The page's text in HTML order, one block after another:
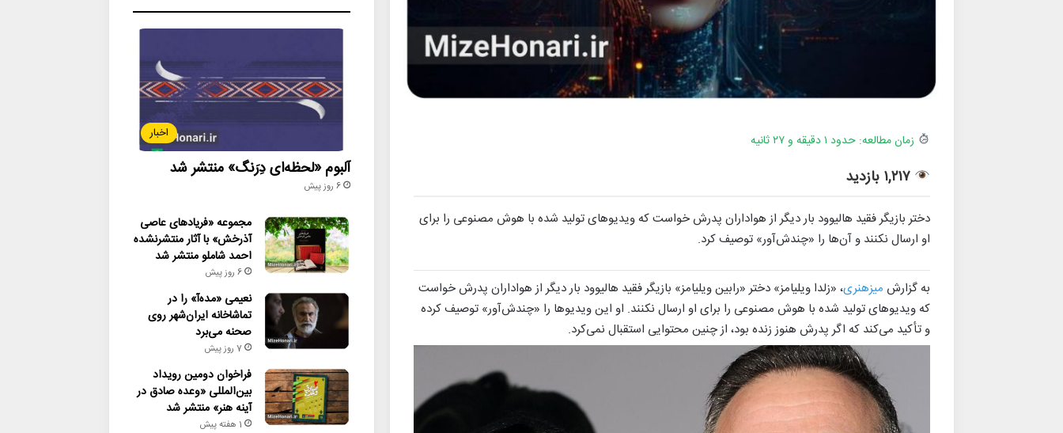
زمان مطالعه: حدود ۱ دقیقه و ۲۷ ثانیه
۱,۲۱۷ بازدید
دختر بازیگر فقید هالیوود بار دیگر از هواداران پدرش خواست که ویدیوهای تولید شده با هوش مصنوعی را برای
او ارسال نکنند و آن‌ها را «چندش‌آور» توصیف کرد.
به گزارش میزهنری، «زلدا ویلیامز» دختر «رابین ویلیامز» بازیگر فقید هالیوود بار دیگر از هواداران پدرش خواست
که ویدیوهای تولید شده با هوش مصنوعی را برای او ارسال نکنند. او این ویدیوها را «چندش‌آور» توصیف کرده
و تأکید می‌کند که اگر پدرش هنوز زنده بود، از چنین محتوایی استقبال نمی‌کرد.
اخبار
آلبوم «لحظه‌ای دِرَنگ» منتشر شد
6 روز پیش
مجموعه «فریادهای عاصی
آذرخش» با آثار منتشرنشده
احمد شاملو منتشر شد
6 روز پیش
نعیمی «مده‌آ» را در
تماشاخانه ایران‌شهر روی
صحنه می‌برد
7 روز پیش
فراخوان دومین رویداد
بین‌المللی «وعده صادق در
آینه هنر» منتشر شد
1 هفته پیش